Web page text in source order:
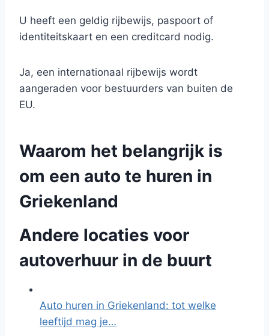
U heeft een geldig rijbewijs, paspoort of
identiteitskaart en een creditcard nodig.
Ja, een internationaal rijbewijs wordt
aangeraden voor bestuurders van buiten de
EU.
Waarom het belangrijk is
om een auto te huren in
Griekenland
Andere locaties voor
autoverhuur in de buurt
Auto huren in Griekenland: tot welke
leeftijd mag je…